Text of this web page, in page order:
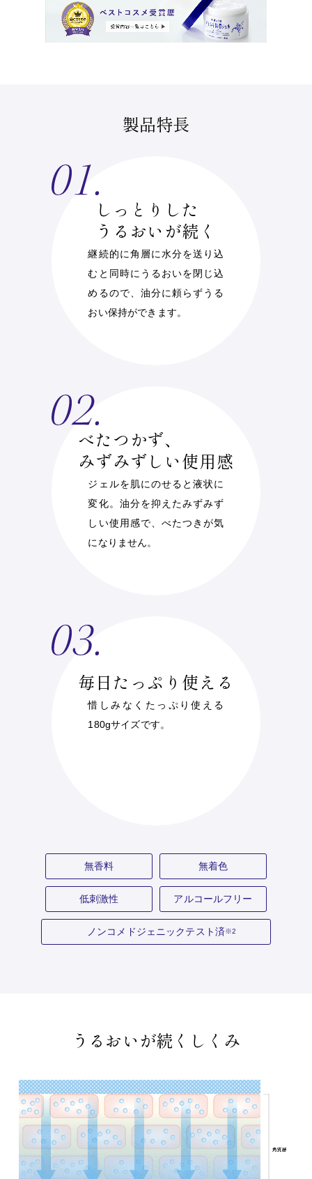
製品特長
しっとりした
うるおいが続く
継続的に角層に水分を送り込
むと同時にうるおいを閉じ込
めるので、油分に頼らずうる
おい保持ができます。
べたつかず、
みずみずしい使用感
ジェルを肌にのせると液状に
変化。油分を抑えたみずみず
しい使用感で、べたつきが気
になりません。
毎日たっぷり使える
惜しみなくたっぷり使える
180gサイズです。
無香料 無着色
低刺激性 アルコールフリー
ノンコメドジェニックテスト済※2
うるおいが続くしくみ